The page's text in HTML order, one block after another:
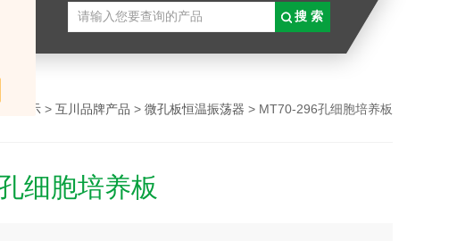
品展示 > 互川品牌产品 > 微孔板恒温振荡器 > MT70-296孔细胞培养板
细胞培养板